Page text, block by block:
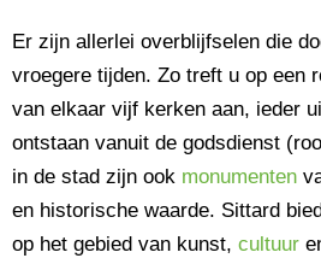
Er zijn allerlei overblijfselen die
vroegere tijden. Zo treft u op een
van elkaar vijf kerken aan, ieder
ontstaan vanuit de godsdienst
in de stad zijn ook monumenten
en historische waarde. Sittard
op het gebied van kunst, cultuur